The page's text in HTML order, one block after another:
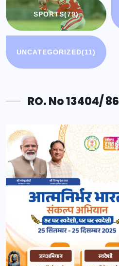
SPORTS(79)
UNCATEGORIZED(11)
RO. No 13404/ 86